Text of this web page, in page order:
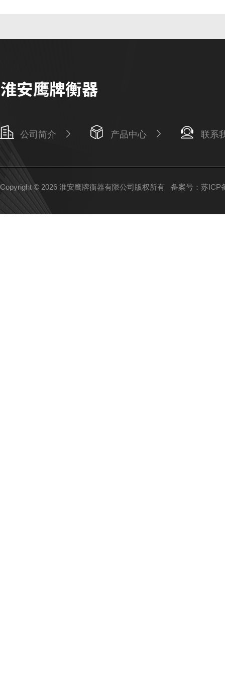
公司简介 产品中心 联系
Copyright © 2026 淮安鹰牌衡器有限公司版权所有 备案号：苏ICP